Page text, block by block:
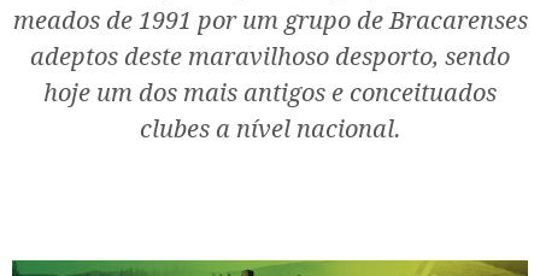
meados de 1991 por um grupo de Bracarenses
adeptos deste maravilhoso desporto, sendo
hoje um dos mais antigos e conceituados
clubes a nível nacional.